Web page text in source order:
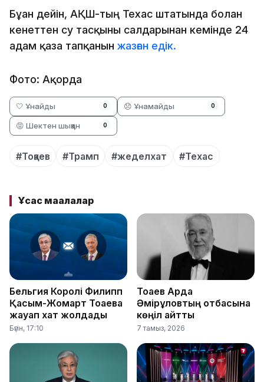
Бұған дейін, АҚШ-тың Техас штатында болған
кенеттен су тасқыны салдарынан кемінде 24
адам қаза тапқанын жазған едік.
Фото: Ақорда
🤍 Ұнайды 0 😞 Ұнамайды 0
😡 Шектен шыққан 0
#Тоқаев #Трамп #жеделхат #Техас
Ұқсас мақалалар
Бельгия Королі Филипп
Қасым-Жомарт Тоқаевқа
жауап хат жолдады
Бүгін, 17:10
Тоқаев Ардақ
Әмірқұловтың отбасына
көңіл айтты
7 тамыз, 2026